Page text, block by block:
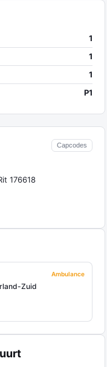
Capcodes
176618
Ambulance
Zuid
1
1
1
P1